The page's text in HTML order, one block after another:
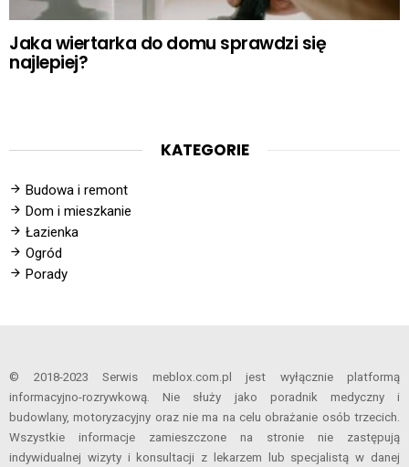
Jaka wiertarka do domu sprawdzi się
najlepiej?
KATEGORIE
Budowa i remont
Dom i mieszkanie
Łazienka
Ogród
Porady
© 2018-2023 Serwis meblox.com.pl jest wyłącznie platformą
informacyjno-rozrywkową. Nie służy jako poradnik medyczny i
budowlany, motoryzacyjny oraz nie ma na celu obrażanie osób trzecich.
Wszystkie informacje zamieszczone na stronie nie zastępują
indywidualnej wizyty i konsultacji z lekarzem lub specjalistą w danej